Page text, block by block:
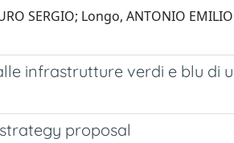
SERGIO; Longo, ANTONIO
infrastrutture verdi e blu di
proposal